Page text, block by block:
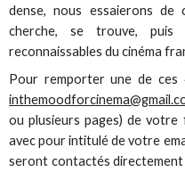
dense, nous essaierons de
cherche, se trouve, puis
reconnaissables du cinéma
Pour remporter une de ces
ou plusieurs pages) de
avec pour intitulé de votre
seront contactés directement